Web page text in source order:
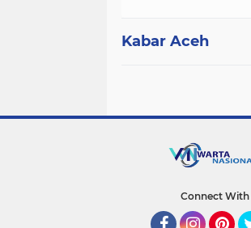
Kabar Aceh
Connect With